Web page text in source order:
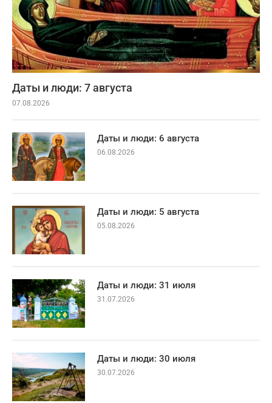
Даты и люди: 7 августа
07.08.2026
Даты и люди: 6 августа
06.08.2026
Даты и люди: 5 августа
05.08.2026
Даты и люди: 31 июля
31.07.2026
Даты и люди: 30 июля
30.07.2026